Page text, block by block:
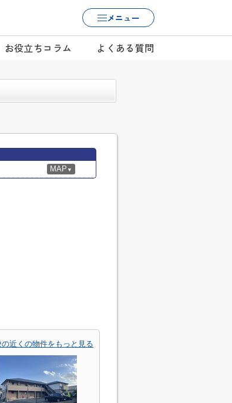
メニュー
お役立ちコラム よくある質問
MAP ▼
近くの物件をもっと見る